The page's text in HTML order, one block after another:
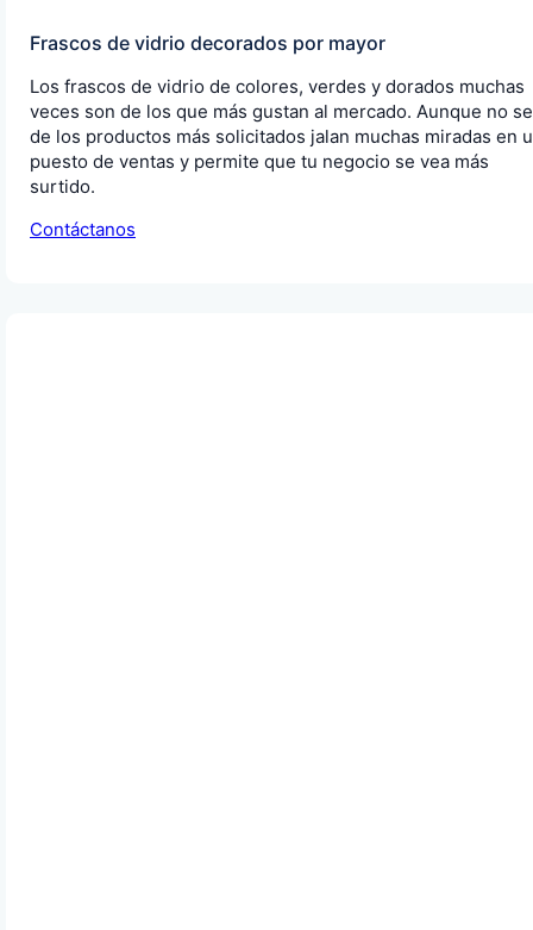
Frascos de vidrio decorados por mayor
Los frascos de vidrio de colores, verdes y dorados muchas
veces son de los que más gustan al mercado. Aunque no
de los productos más solicitados jalan muchas miradas en
puesto de ventas y permite que tu negocio se vea más
surtido.
Contáctanos